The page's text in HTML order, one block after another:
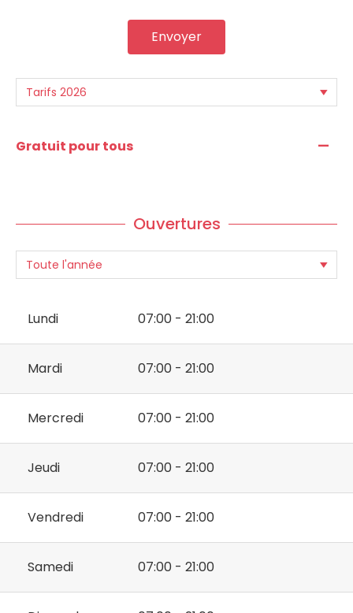
Envoyer
Gratuit pour tous —
Ouvertures
Lundi 07:00 - 21:00
Mardi 07:00 - 21:00
Mercredi 07:00 - 21:00
Jeudi 07:00 - 21:00
Vendredi 07:00 - 21:00
Samedi 07:00 - 21:00